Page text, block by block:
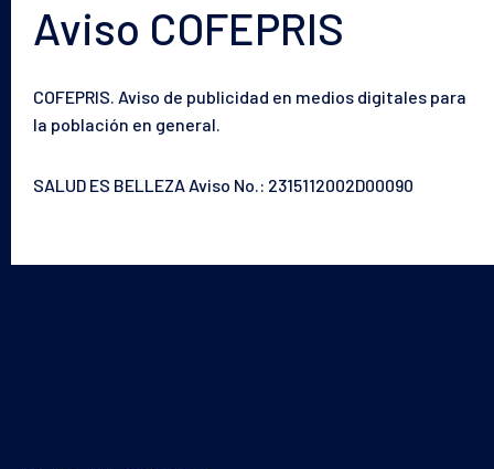
Aviso COFEPRIS
COFEPRIS. Aviso de publicidad en medios digitales para
la población en general.
SALUD ES BELLEZA Aviso No.: 2315112002D00090